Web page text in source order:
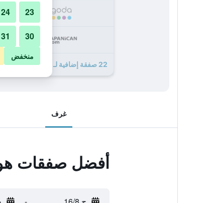
22 صفقة إضافية لـ هوتل رايوميكان طوكيو
غرف
أفضل صفقات
23
24
30
31
منخفض